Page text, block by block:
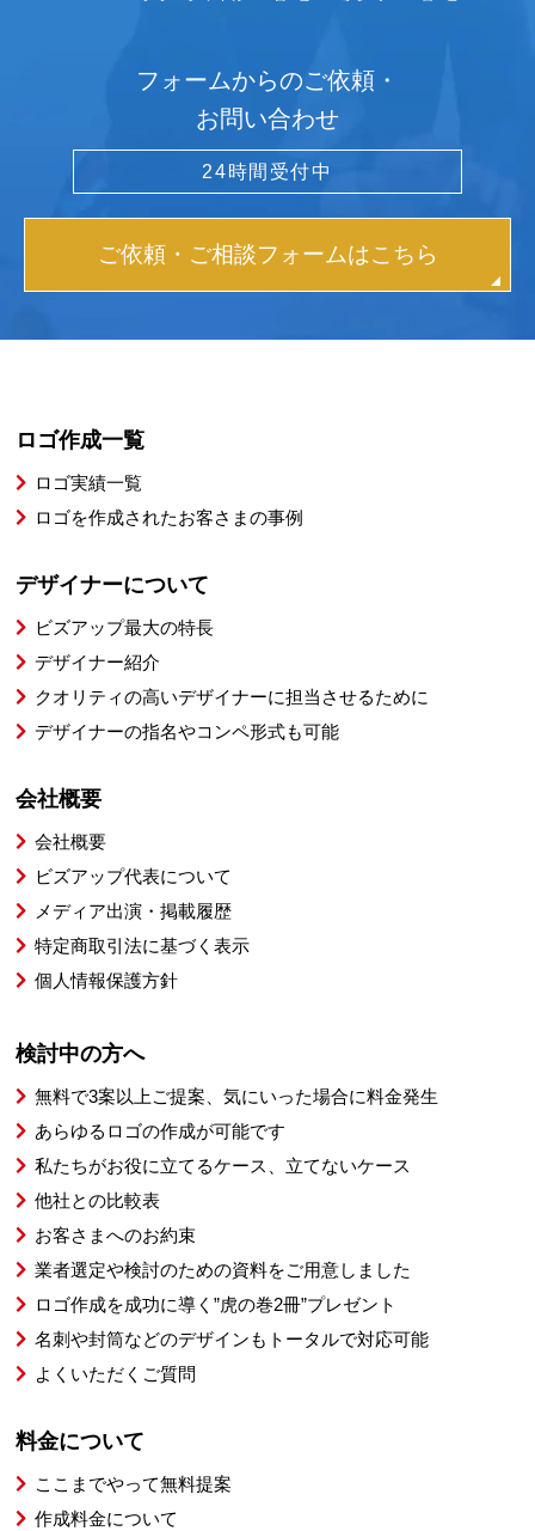
フォームからのご依頼・
お問い合わせ
24時間受付中
ご依頼・ご相談フォームはこちら
ロゴ作成一覧
ロゴ実績一覧
ロゴを作成されたお客さまの事例
デザイナーについて
ビズアップ最大の特長
デザイナー紹介
クオリティの高いデザイナーに担当させるために
デザイナーの指名やコンペ形式も可能
会社概要
会社概要
ビズアップ代表について
メディア出演・掲載履歴
特定商取引法に基づく表示
個人情報保護方針
検討中の方へ
無料で3案以上ご提案、気にいった場合に料金発生
あらゆるロゴの作成が可能です
私たちがお役に立てるケース、立てないケース
他社との比較表
お客さまへのお約束
業者選定や検討のための資料をご用意しました
ロゴ作成を成功に導く”虎の巻2冊”プレゼント
名刺や封筒などのデザインもトータルで対応可能
よくいただくご質問
料金について
ここまでやって無料提案
作成料金について